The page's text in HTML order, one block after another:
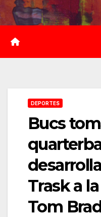
Saltar
al
contenido
DEPORTES
Bucs
Trask a
Tom